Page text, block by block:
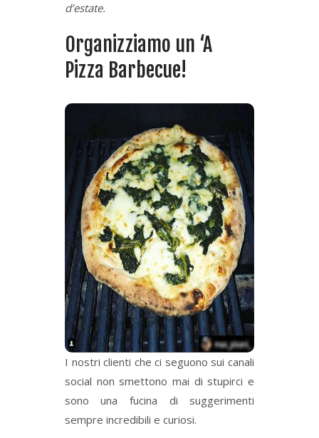
d’estate.
Organizziamo un ‘A
Pizza Barbecue!
I nostri clienti che ci seguono sui canali
social non smettono mai di stupirci e
sono una fucina di suggerimenti
sempre incredibili e curiosi.